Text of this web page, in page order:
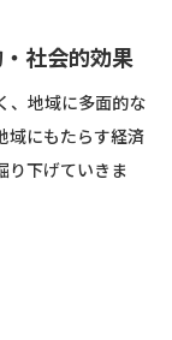
社会的効果
、地域に多面的な
域にもたらす経済
り下げていきま